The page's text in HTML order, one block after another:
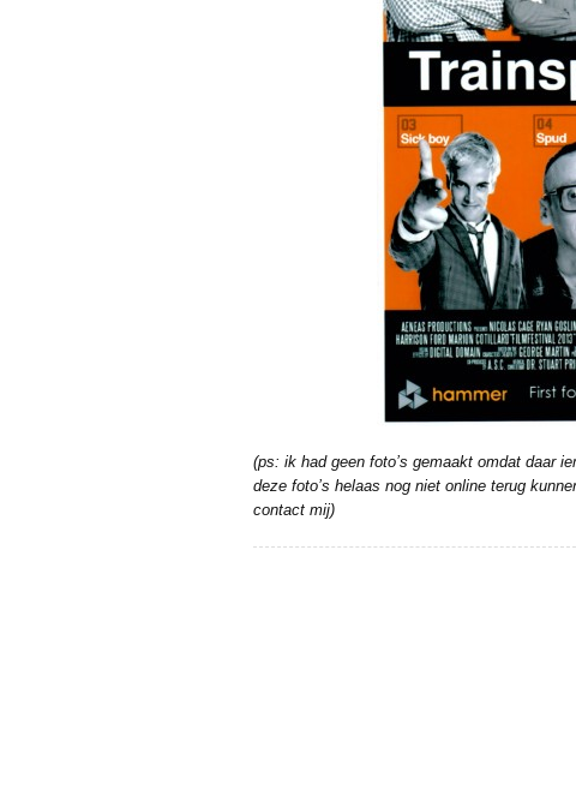
(ps: ik had geen foto’s gemaakt omdat daar
deze foto’s helaas nog niet online terug
contact mij)